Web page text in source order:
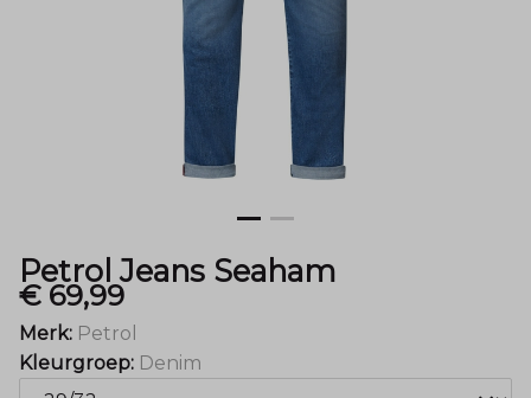
Petrol Jeans Seaham
€ 69,99
Merk: Petrol
Kleurgroep: Denim